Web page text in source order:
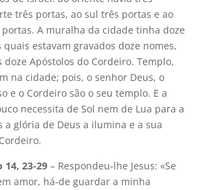
três portas, ao sul três portas e ao
A muralha da cidade tinha doze
quais estavam gravados doze nomes,
doze Apóstolos do Cordeiro. Templo,
na cidade; pois, o senhor Deus, o
e o Cordeiro são o seu templo. E a
necessita de Sol nem de Lua para a
a glória de Deus a ilumina e a sua
14, 23-29– Respondeu-lhe Jesus: «Se
amor, há-de guardar a minha